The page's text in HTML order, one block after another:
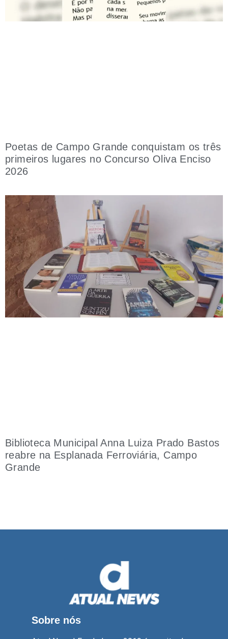
Poetas de Campo Grande conquistam os três
primeiros lugares no Concurso Oliva Enciso
2026
Biblioteca Municipal Anna Luiza Prado Bastos
reabre na Esplanada Ferroviária, Campo
Grande
Sobre nós